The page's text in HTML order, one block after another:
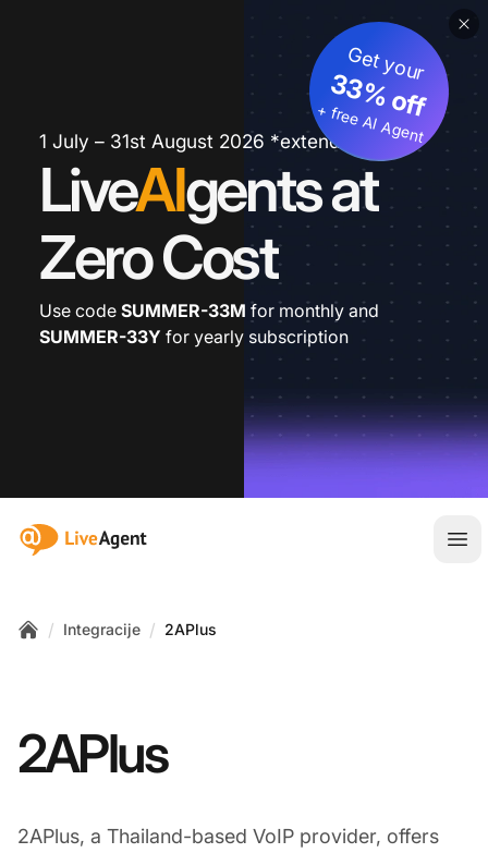
1 July – 31st August 2026 *extended
LiveAIgents at
Zero Cost
Get your
33% off
+ free AI Agent
Use code SUMMER-33M for monthly and
SUMMER-33Y for yearly subscription
:site.title
/ Integracije / 2APlus
2APlus
2APlus, a Thailand-based VoIP provider, offers